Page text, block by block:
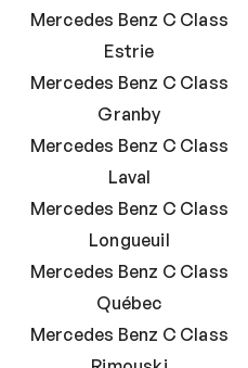
Mercedes Benz C Class
Estrie
Mercedes Benz C Class
Granby
Mercedes Benz C Class
Laval
Mercedes Benz C Class
Longueuil
Mercedes Benz C Class
Québec
Mercedes Benz C Class